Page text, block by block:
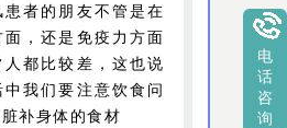
患者的朋友不管是在
，还是免疫力方面
都比较差，这也说
我们要注意饮食问
补身体的食材
电
话
咨
询